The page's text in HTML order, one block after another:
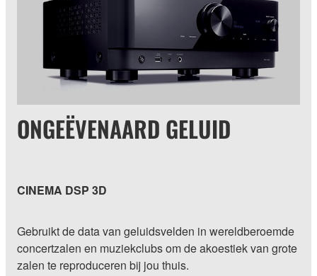
ONGEËVENAARD GELUID
CINEMA DSP 3D
Gebruikt de data van geluidsvelden in wereldberoemde
concertzalen en muziekclubs om de akoestiek van grote
zalen te reproduceren bij jou thuis.